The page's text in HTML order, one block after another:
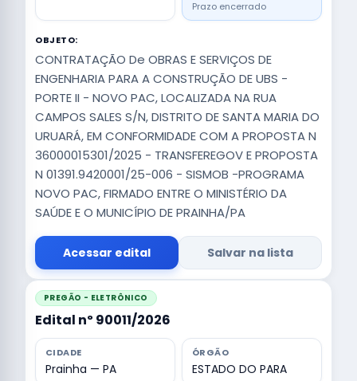
Prazo encerrado
OBJETO:
CONTRATAÇÃO De OBRAS E SERVIÇOS DE
ENGENHARIA PARA A CONSTRUÇÃO DE UBS -
PORTE II - NOVO PAC, LOCALIZADA NA RUA
CAMPOS SALES S/N, DISTRITO DE SANTA MARIA DO
URUARÁ, EM CONFORMIDADE COM A PROPOSTA N
36000015301/2025 - TRANSFEREGOV E PROPOSTA
N 01391.9420001/25-006 - SISMOB -PROGRAMA
NOVO PAC, FIRMADO ENTRE O MINISTÉRIO DA
SAÚDE E O MUNICÍPIO DE PRAINHA/PA
Acessar edital Salvar na lista
PREGÃO - ELETRÔNICO
Edital nº 90011/2026
CIDADE
Prainha — PA
ÓRGÃO
ESTADO DO PARA